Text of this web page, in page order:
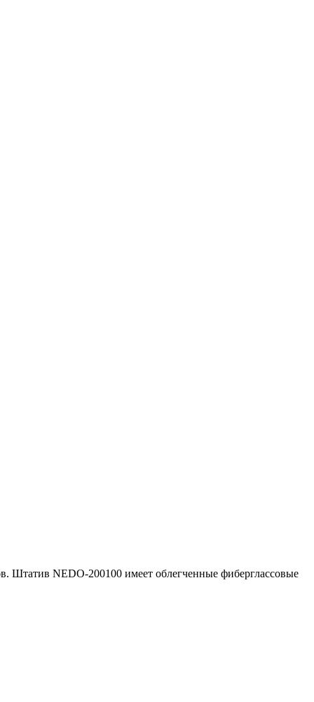
Штатив NEDO-200100 имеет облегченные фиберглассовые